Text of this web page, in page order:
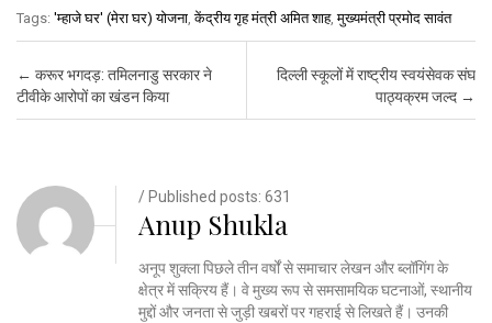
Tags: 'म्हाजे घर' (मेरा घर) योजना,केंद्रीय गृह मंत्री अमित शाह,मुख्यमंत्री प्रमोद सावंत
Post navigation
← करूर भगदड़: तमिलनाडु सरकार ने
टीवीके आरोपों का खंडन किया
दिल्ली स्कूलों में राष्ट्रीय स्वयंसेवक संघ
पाठ्यक्रम जल्द →
/ Published posts: 631
Anup Shukla
अनूप शुक्ला पिछले तीन वर्षों से समाचार लेखन और ब्लॉगिंग के
क्षेत्र में सक्रिय हैं। वे मुख्य रूप से समसामयिक घटनाओं, स्थानीय
मुद्दों और जनता से जुड़ी खबरों पर गहराई से लिखते हैं। उनकी